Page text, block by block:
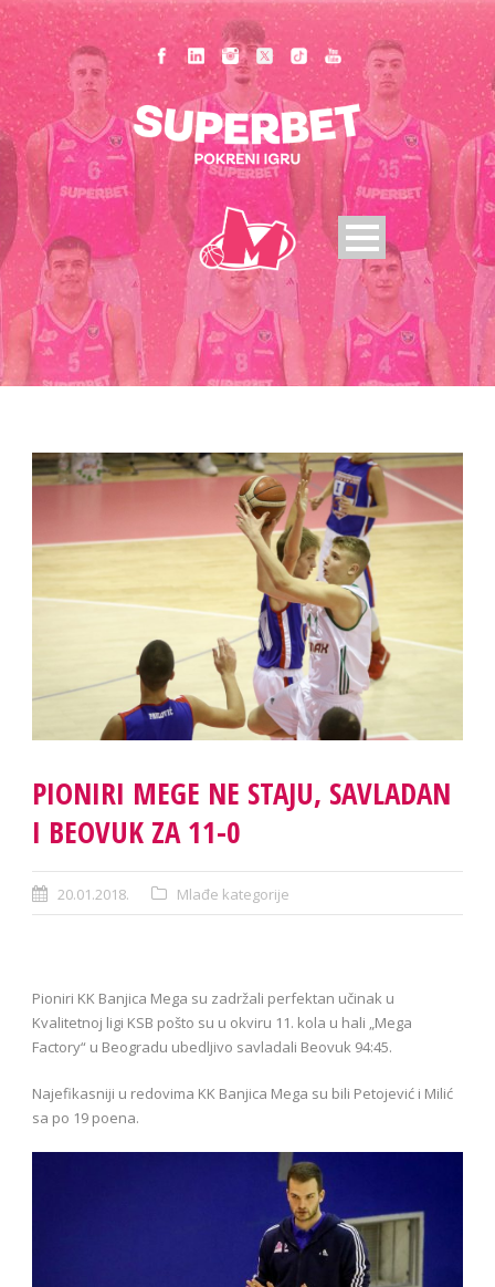
PIONIRI MEGE NE STAJU, SAVLADAN
I BEOVUK ZA 11-0
20.01.2018. Mlađe kategorije
Pioniri KK Banjica Mega su zadržali perfektan učinak u
Kvalitetnoj ligi KSB pošto su u okviru 11. kola u hali „Mega
Factory“ u Beogradu ubedljivo savladali Beovuk 94:45.
Najefikasniji u redovima KK Banjica Mega su bili Petojević i Milić
sa po 19 poena.